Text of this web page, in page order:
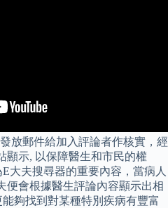
放郵件給加入評論者作核實，經
顯示, 以保障醫生和市民的權
大夫搜尋器的重要內容，當病人
便會根據醫生評論內容顯示出相
夠找到對某種特別疾病有豐富